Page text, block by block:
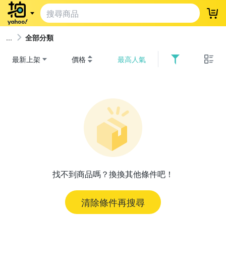
登
全部分類
最新上架 價格 最高人氣
找不到商品嗎？換換其他條件吧！
清除條件再搜尋